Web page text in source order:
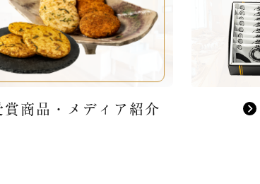
賞商品・メディア紹介